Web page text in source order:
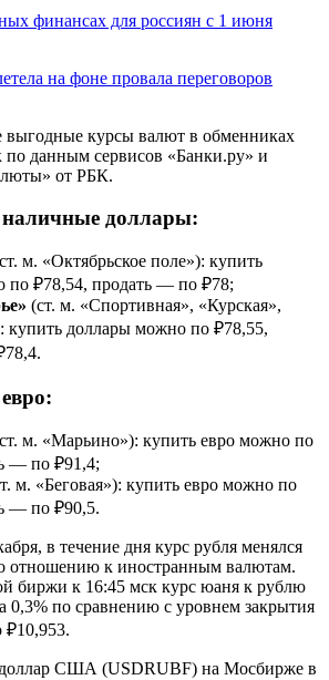
финансах для россиян с 1 июня
на фоне провала переговоров
выгодные курсы валют в обменниках
данным сервисов «Банки.ру» и
от РБК.
доллары:
м. «Октябрьское поле»): купить
по ₽78,54, продать — по ₽78;
(ст. м. «Спортивная», «Курская»,
купить доллары можно по ₽78,55,
м. «Марьино»): купить евро можно по
— по ₽91,4;
м. «Беговая»): купить евро можно по
— по ₽90,5.
в течение дня курс рубля менялся
отношению к иностранным валютам.
биржи к 16:45 мск курс юаня к рублю
по сравнению с уровнем закрытия
₽10,953.
США (USDRUBF) на Мосбирже в